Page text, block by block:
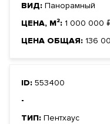
ВИД: Панорамный
ЦЕНА, М²: 1 000 000
ЦЕНА ОБЩАЯ: 136
ID: 553400
-
ТИП: Пентхаус